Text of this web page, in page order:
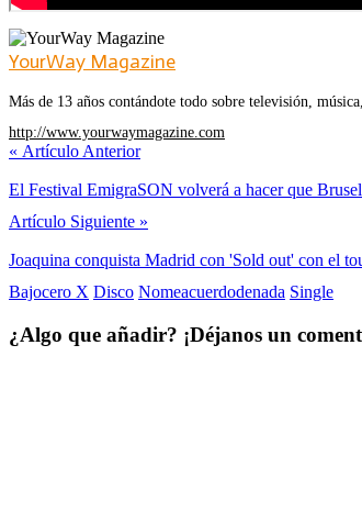
YourWay Magazine
Más de 13 años contándote todo sobre televisión,
http://www.yourwaymagazine.com
« Artículo Anterior
El Festival EmigraSON volverá a hacer que
Artículo Siguiente »
Joaquina conquista Madrid con 'Sold out' con el
Bajocero X Disco Nomeacuerdodenada Single
¿Algo que añadir? ¡Déjanos un